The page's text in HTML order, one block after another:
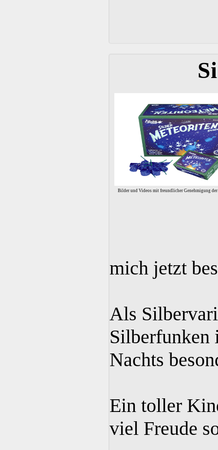
Bilder und Videos mit freundlicher Genehmigung
mich jetzt
Als
Silberfunken
Nachts
Ein toller
viel Freude